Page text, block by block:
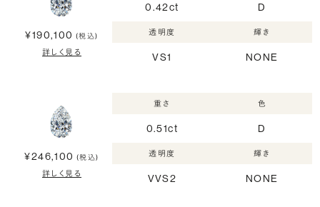
¥190,100 (税込)
詳しく見る
0.42ct D
透明度
VS1
輝き
NONE
¥246,100 (税込)
詳しく見る
重さ
0.51ct
色
D
透明度
VVS2
輝き
NONE